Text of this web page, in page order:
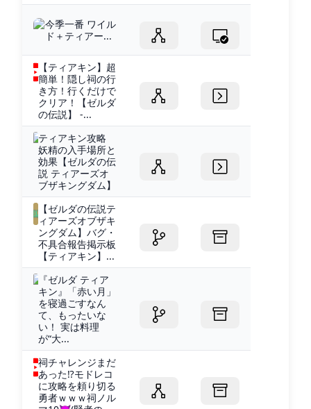
今季一番 ワイル
ド＋ティアー...
【ティアキン】超
簡単！隠し祠の行
き方！行くだけで
クリア！【ゼルダ
の伝説】 -...
ティアキン攻略
妖精の入手場所と
効果【ゼルダの伝
説 ティアーズオ
ブザキングダム】
【ゼルダの伝説テ
ィアーズオブザキ
ングダム】バグ・
不具合報告掲示板
【ティアキン】...
『ゼルダ ティア
キン』「赤い月」
を寝過ごすなん
て、もったいな
い！ 実は料理
が“大...
祠チャレンジまだ
あった⁉モドレコ
に攻略を頼り切る
勇者ｗｗｗ祠ノル